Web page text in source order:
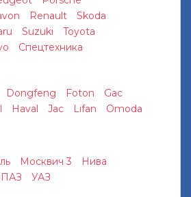
Renault
Skoda
Suzuki
Toyota
Спецтехника
Dongfeng Foton
Gac
Haval Jac Lifan Omoda
Москвич 3
Нива
ПАЗ УАЗ